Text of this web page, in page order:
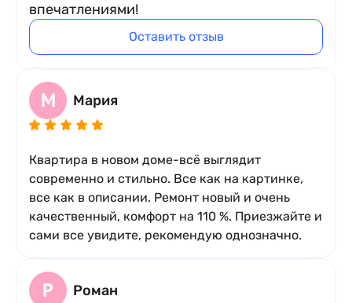
впечатлениями!
Оставить отзыв
М Мария
Квартира в новом доме-всё выглядит
современно и стильно. Все как на картинке,
все как в описании. Ремонт новый и очень
качественный, комфорт на 110 %. Приезжайте и
сами все увидите, рекомендую однозначно.
Р Роман